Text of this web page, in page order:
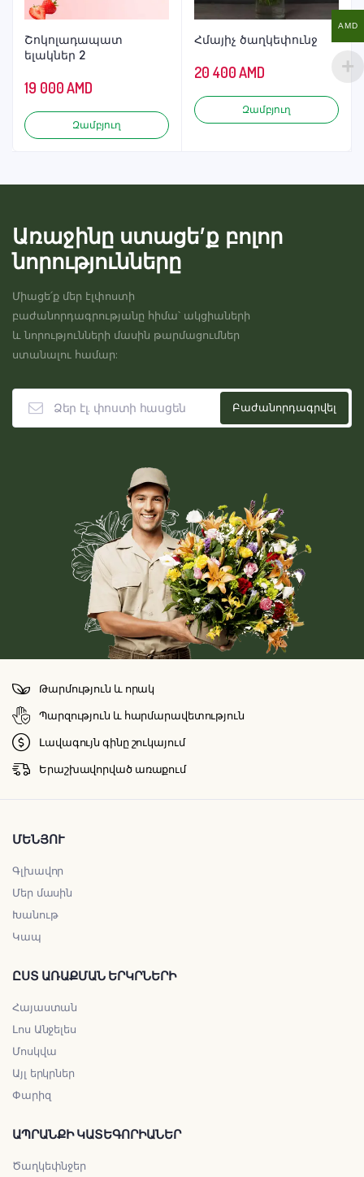
Շոկոլադապատ
ելակներ 2
19 000AMD
Զամբյուղ
Հմայիչ ծաղկեփունջ
20 400AMD
Զամբյուղ
Առաջինը ստացե’ք բոլոր
նորությունները
Միացե՛ք մեր էլփոստի
բաժանորդագրությանը հիմա՝ ակցիաների
և նորությունների մասին թարմացումներ
ստանալու համար:
Թարմություն և որակ
Պարզություն և հարմարավետություն
Լավագույն գինը շուկայում
Երաշխավորված առաքում
ՄԵՆՅՈՒ
Գլխավոր
Մեր մասին
Խանութ
Կապ
ԸՍՏ ԱՌԱՔՄԱՆ ԵՐԿՐՆԵՐԻ
Հայաստան
Լոս Անջելես
Մոսկվա
Այլ երկրներ
Փարիզ
ԱՊՐԱՆՔԻ ԿԱՏԵԳՈՐԻԱՆԵՐ
Ծաղկեփնջեր
AMD